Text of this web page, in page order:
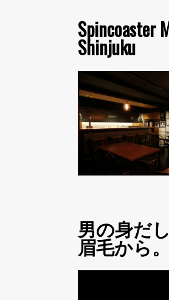
Spincoaster
Shinjuku
男の身だ
眉毛から。